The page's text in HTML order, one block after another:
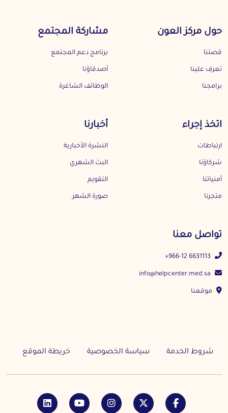
حول مركز العون
قصتنا
تعرف علينا
برامجنا
مشاركة المجتمع
برنامج دعم المجتمع
أصدقاؤنا
الوظائف الشاغرة
اتخذ إجراء
ارتباطات
شركاؤنا
أمنياتنا
متجرنا
أخبارنا
النشرة الأخبارية
البث الشهري
التقويم
صورة الشهر
تواصل معنا
+966-12 6631113
موقعنا
شروط الخدمة سياسة الخصوصية خريطة الموقع